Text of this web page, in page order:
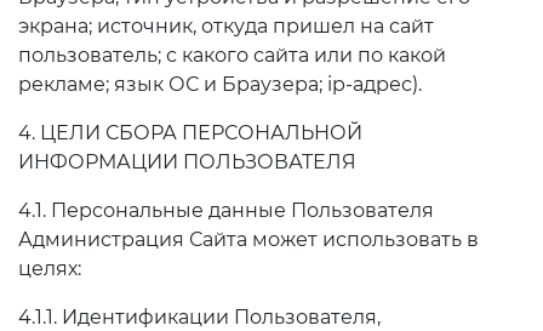
экрана; источник, откуда пришел на сайт
пользователь; с какого сайта или по какой
рекламе; язык ОС и Браузера; ip-адрес).
4. ЦЕЛИ СБОРА ПЕРСОНАЛЬНОЙ
ИНФОРМАЦИИ ПОЛЬЗОВАТЕЛЯ
4.1. Персональные данные Пользователя
Администрация Сайта может использовать в
целях:
4.1.1. Идентификации Пользователя,